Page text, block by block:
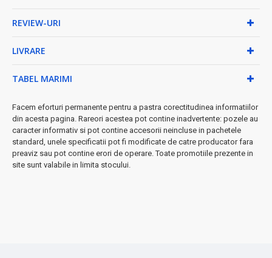
păstrează în timp
✓Versatilitate completă
- funcționează pe gaz, electric
✓
- perfectă pentru familii de 2-4
persoane
Specificații tehnice:
• Diametru: 24 cm
• Material: Oțel inoxidabil SS304 cu miez aluminiu
REVIEW-URI
LIVRARE
TABEL MARIMI
Facem eforturi permanente pentru a pastra corectitudinea informatiilor
din acesta pagina. Rareori acestea pot contine inadvertente: pozele au
caracter informativ si pot contine accesorii neincluse in pachetele
standard, unele specificatii pot fi modificate de catre producator fara
preaviz sau pot contine erori de operare. Toate promotiile prezente in
site sunt valabile in limita stocului.